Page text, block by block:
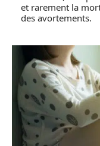
et rarement la
des avortements.